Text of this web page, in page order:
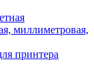
миллиметровая,
принтера